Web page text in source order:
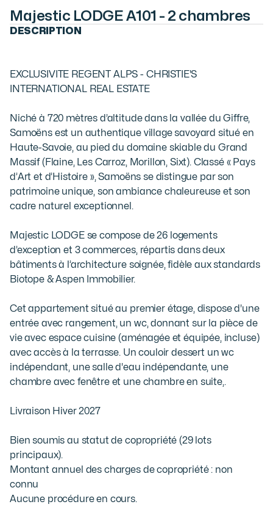
Majestic LODGE A101 - 2 chambres
DESCRIPTION
EXCLUSIVITE REGENT ALPS - CHRISTIE'S
INTERNATIONAL REAL ESTATE
Niché à 720 mètres d’altitude dans la vallée du Giffre,
Samoëns est un authentique village savoyard situé en
Haute-Savoie, au pied du domaine skiable du Grand
Massif (Flaine, Les Carroz, Morillon, Sixt). Classé « Pays
d’Art et d’Histoire », Samoëns se distingue par son
patrimoine unique, son ambiance chaleureuse et son
cadre naturel exceptionnel.
Majestic LODGE se compose de 26 logements
d’exception et 3 commerces, répartis dans deux
bâtiments à l’architecture soignée, fidèle aux standards
Biotope & Aspen Immobilier.
Cet appartement situé au premier étage, dispose d'une
entrée avec rangement, un wc, donnant sur la pièce de
vie avec espace cuisine (aménagée et équipée, incluse)
avec accès à la terrasse. Un couloir dessert un wc
indépendant, une salle d'eau indépendante, une
chambre avec fenêtre et une chambre en suite,.
Livraison Hiver 2027
Bien soumis au statut de copropriété (29 lots
principaux).
Montant annuel des charges de copropriété : non
connu
Aucune procédure en cours.